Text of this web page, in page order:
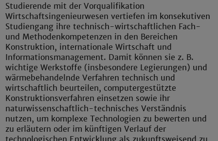
Studierende mit der Vorqualifikation
Wirtschaftsingenieurwesen vertiefen im konsekutiven
Studiengang ihre technisch-wirtschaftlichen Fach-
und Methodenkompetenzen in den Bereichen
Konstruktion, internationale Wirtschaft und
Informationsmanagement. Damit können sie z. B.
wichtige Werkstoffe (insbesondere Legierungen) und
wärmebehandelnde Verfahren technisch und
wirtschaftlich beurteilen, computergestützte
Konstruktionsverfahren einsetzen sowie ihr
naturwissenschaftlich-technisches Verständnis
nutzen, um komplexe Technologien zu bewerten und
zu erläutern oder im künftigen Verlauf der